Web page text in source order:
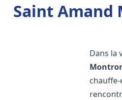
Saint Amand
Dans la